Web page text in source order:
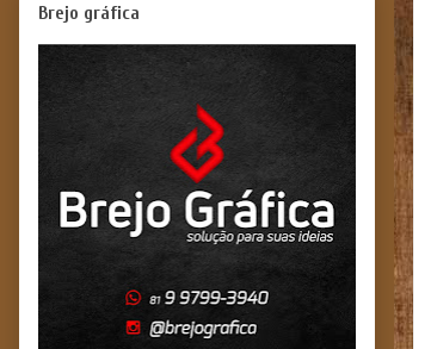
Brejo gráfica